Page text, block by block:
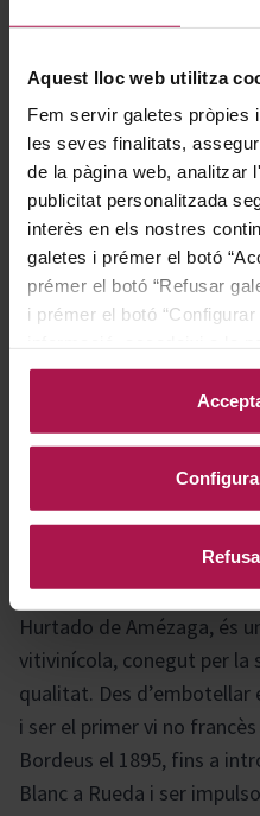
Aquest lloc web utilitza
Fem servir galetes pròpies
les seves finalitats,
de la pàgina web, analitzar
publicitat personalitzada
interès en els nostres
galetes i prémer el botó
prémer el botó “Refusar
i prémer el botó
seu rastre i han conquerit
Acompanya perfectament
resulta ideal per maridar
guisats de caça com la
senglar o el cabirol, fins i
realça els sabors
oferint una experiència
Marqués de Riscal,
Hurtado de Amézaga, és
vitivinícola, conegut per la
qualitat. Des d’embotellar
i ser el primer vi no
Bordeus el 1895, fins a
Blanc a Rueda i ser